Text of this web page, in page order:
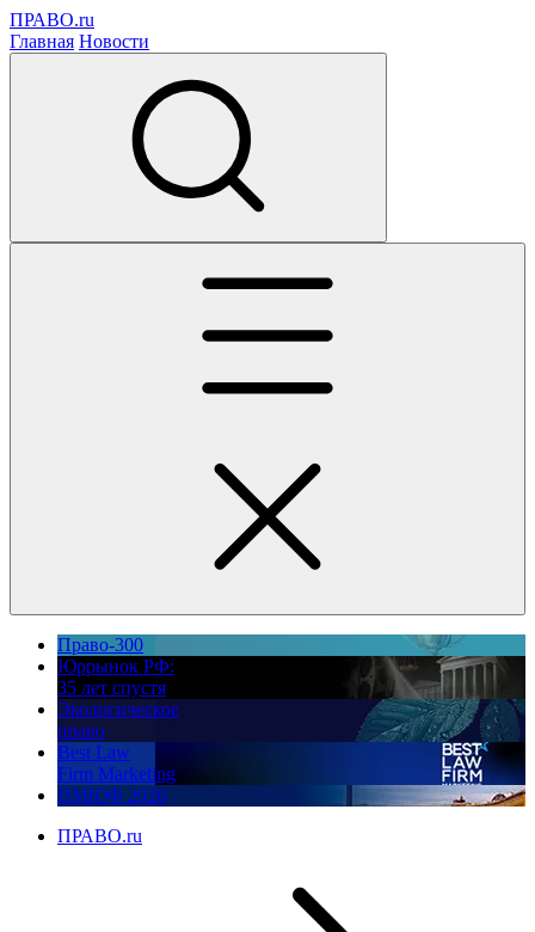
ПРАВО.ru
Главная Новости
Право-300
Юррынок РФ:
35 лет спустя
Экологическое
право
Best Law
Firm Marketing
ПМЮФ 2026
ПРАВО.ru